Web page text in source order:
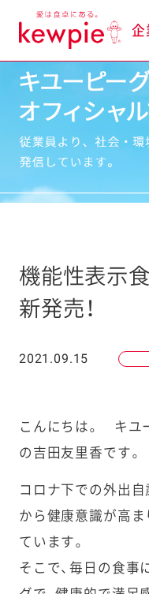
企
機能性表示
新発売！
2021.09.15
こんにちは。 キユ
の吉田友里香です。
コロナ下での外出
から健康意識が高ま
ています。
そこで、毎日の食事